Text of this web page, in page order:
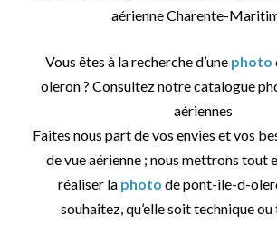
aérienne Charente-
Vous êtes à la recherche d’une photo
oleron ? Consultez notre catalogue
aériennes
Faites nous part de vos envies et vos
de vue aérienne ; nous mettrons tout
réaliser la photo de pont-ile-d-
souhaitez, qu’elle soit technique